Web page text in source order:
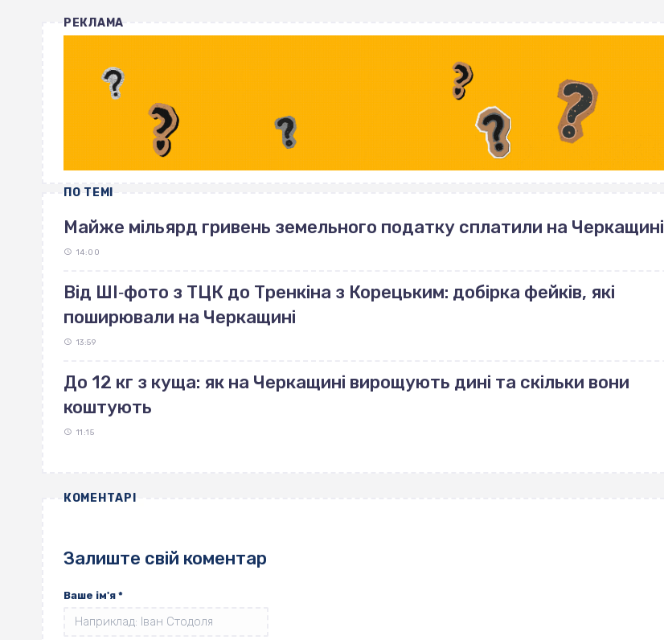
РЕКЛАМА
ПО ТЕМІ
Майже мільярд гривень земельного податку сплатили на Черкащині
14:00
Від ШІ‐фото з ТЦК до Тренкіна з Корецьким: добірка фейків, які
поширювали на Черкащині
13:59
До 12 кг з куща: як на Черкащині вирощують дині та скільки вони
коштують
11:15
КОМЕНТАРІ
Залиште свій коментар
Ваше ім'я *